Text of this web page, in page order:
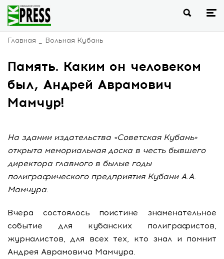
Главная Вольная Кубань
Память. Каким он человеком
был, Андрей Аврамович
Мамчур!
На здании издательства «Советская Кубань»
открыта мемориальная доска в честь бывшего
директора главного в былые годы
полиграфического предприятия Кубани А.А.
Мамчура.
Вчера состоялось поистине знаменательное
событие для кубанских полиграфистов,
журналистов, для всех тех, кто знал и помнит
Андрея Аврамовича Мамчура.